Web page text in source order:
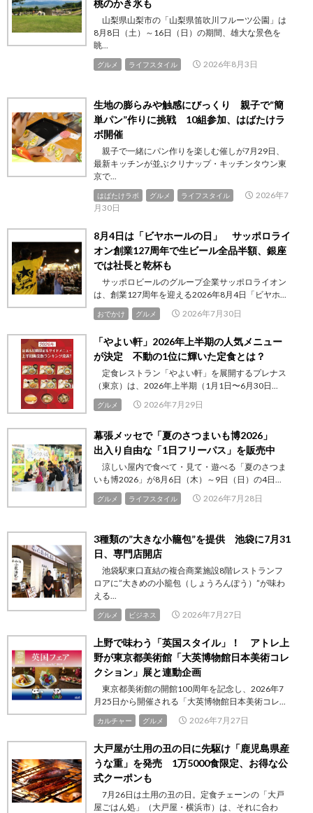
桃のかき氷も
山梨県山梨市の「山梨県笛吹川フルーツ公園」は
8月8日（土）～16日（日）の期間、雄大な景色を
眺...
グルメ ライフスタイル 2026年8月3日
生地の膨らみや触感にびっくり 親子で“簡
単パン”作りに挑戦 10組参加、はばたけラ
ボ開催
親子で一緒にパン作りを楽しむ催しが7月29日、
最新キッチンが並ぶクリナップ・キッチンタウン東
京で...
はばたけラボ グルメ ライフスタイル
2026年7
月30日
8月4日は「ビヤホールの日」 サッポロライ
オン創業127周年で生ビール全品半額、銀座
では社長と乾杯も
サッポロビールのグループ企業サッポロライオン
は、創業127周年を迎える2026年8月4日「ビヤホ...
おでかけ グルメ 2026年7月30日
「やよい軒」2026年上半期の人気メニュー
が決定 不動の1位に輝いた定食とは？
定食レストラン「やよい軒」を展開するプレナス
（東京）は、2026年上半期（1月1日〜6月30日...
グルメ 2026年7月29日
幕張メッセで「夏のさつまいも博2026」
出入り自由な「1日フリーパス」を販売中
涼しい屋内で食べて・見て・遊べる「夏のさつま
いも博2026」が8月6日（木）～9日（日）の4日...
グルメ ライフスタイル 2026年7月28日
3種類の”大きな小籠包”を提供 池袋に7月31
日、専門店開店
池袋駅東口直結の複合商業施設8階レストランフ
ロアに”大きめの小籠包（しょうろんぽう）”が味わ
える...
グルメ ビジネス 2026年7月27日
上野で味わう「英国スタイル」！ アトレ上
野が東京都美術館「大英博物館日本美術コレ
クション」展と連動企画
東京都美術館の開館100周年を記念し、2026年7
月25日から開催される「大英博物館日本美術コレ...
カルチャー グルメ 2026年7月27日
大戸屋が土用の丑の日に先駆け「鹿児島県産
うな重」を発売 1万5000食限定、お得な公
式クーポンも
7月26日は土用の丑の日。定食チェーンの「大戸
屋ごはん処」（大戸屋・横浜市）は、それに合わ